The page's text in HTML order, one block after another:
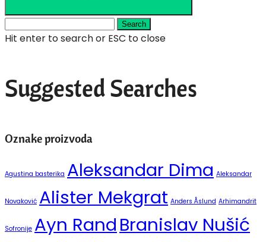
Search
Hit enter to search or ESC to close
Suggested Searches
Oznake proizvoda
Agustina basterika Aleksandar Dima Aleksandar
Novaković Alister Mekgrat Anders Åslund Arhimandrit
Sofronije Ayn RandBranislav Nušić